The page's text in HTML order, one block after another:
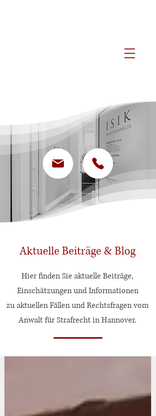
Aktuelle Beiträge & Blog
Hier finden Sie aktuelle Beiträge,
Einschätzungen und Informationen
zu aktuellen Fällen und Rechtsfragen vom
Anwalt für Strafrecht in Hannover.